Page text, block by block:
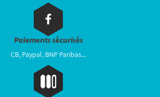
Paiements sécurisés
CB, Paypal, BNP Paribas...